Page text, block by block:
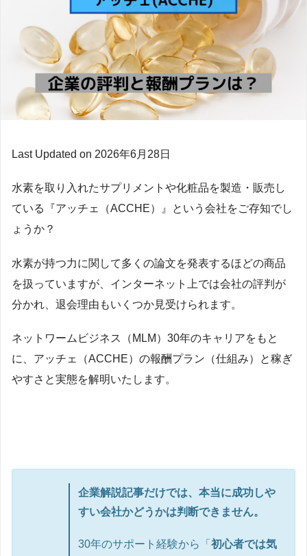
Last Updated on 2026年6月28日
水素を取り入れたサプリメントや化粧品を製造・販売し
ている『アッチェ（ACCHE）』という会社をご存知でし
ょうか？
水素が持つ力に関して多くの論文を発表するほどの商品
を扱っていますが、インターネット上では会社の評判が
分かれ、退会理由もいくつか見受けられます。
ネットワームビジネス（MLM）30年のキャリアをもと
に、アッチェ（ACCHE）の報酬プラン（仕組み）と稼ぎ
やすさと実態を解明いたします。
企業解説記事だけでは、本当に成功しや
すい会社かどうかは判断できません。
30年のサポート経験から「 初心者では気